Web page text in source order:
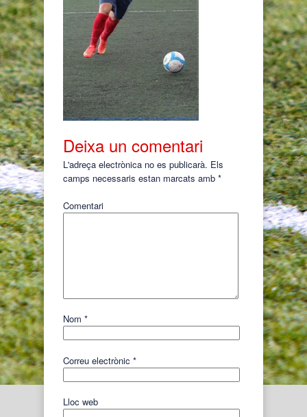
Deixa un comentari
L'adreça electrònica no es publicarà. Els
camps necessaris estan marcats amb *
Comentari
Nom *
Correu electrònic *
Lloc web